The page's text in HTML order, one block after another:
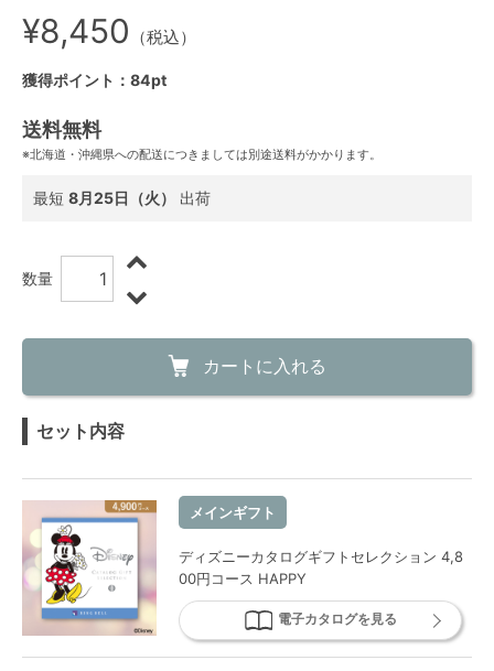
¥8,450 （税込）
獲得ポイント：84pt
送料無料
※北海道・沖縄県への配送につきましては別途送料がかかります。
最短 8月25日（火） 出荷
数量
カートに入れる
セット内容
メインギフト
ディズニーカタログギフトセレクション 4,8
00円コース HAPPY
電子カタログを見る